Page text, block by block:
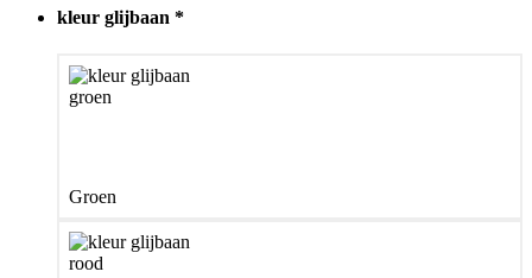
kleur glijbaan *
Groen